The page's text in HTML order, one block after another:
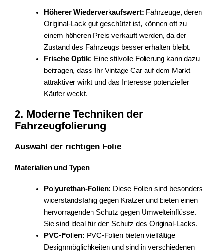
Höherer Wiederverkaufswert: Fahrzeuge, deren
Original-Lack gut geschützt ist, können oft zu
einem höheren Preis verkauft werden, da der
Zustand des Fahrzeugs besser erhalten bleibt.
Frische Optik: Eine stilvolle Folierung kann dazu
beitragen, dass Ihr Vintage Car auf dem Markt
attraktiver wirkt und das Interesse potenzieller
Käufer weckt.
2. Moderne Techniken der
Fahrzeugfolierung
Auswahl der richtigen Folie
Materialien und Typen
Polyurethan-Folien: Diese Folien sind besonders
widerstandsfähig gegen Kratzer und bieten einen
hervorragenden Schutz gegen Umwelteinflüsse.
Sie sind ideal für den Schutz des Original-Lacks.
PVC-Folien: PVC-Folien bieten vielfältige
Designmöglichkeiten und sind in verschiedenen